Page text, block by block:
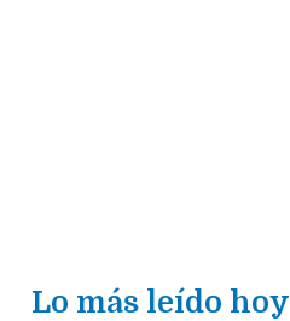
Lo más leído hoy